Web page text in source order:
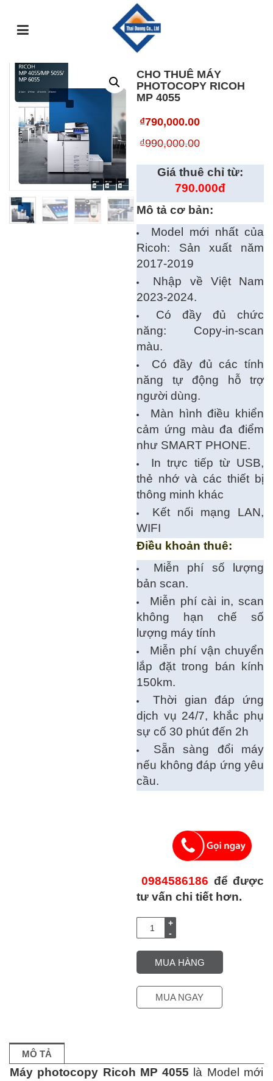
CHỦ
THIỆU
VỤ
KIỆN
TƯ
PHẨM
CHO THUÊ MÁY
PHOTOCOPY RICOH
MP 4055
₫790,000.00
₫990,000.00
Giá thuê chỉ từ:
790.000đ
Mô tả cơ bản:
Model mới nhất của
Ricoh: Sản xuất năm
2017-2019
Nhập về Việt Nam
2023-2024.
Có đầy đủ chức
năng: Copy-in-scan
màu.
Có đầy đủ các tính
năng tự động hỗ trợ
người dùng.
Màn hình điều khiển
cảm ứng màu đa điểm
như SMART PHONE.
In trực tiếp từ USB,
thẻ nhớ và các thiết bị
thông minh khác
Kết nối mạng LAN,
WIFI
Điều khoản thuê:
Miễn phí số lượng
bản scan.
Miễn phí cài in, scan
không hạn chế số
lượng máy tính
Miễn phí vận chuyển
lắp đặt trong bán kính
150km.
Thời gian đáp ứng
dịch vụ 24/7, khắc phụ
sự cố 30 phút đến 2h
Sẵn sàng đổi máy
nếu không đáp ứng yêu
cầu.
0984586186 để được
tư vấn chi tiết hơn.
Cho
thuê
photocopy
Ricoh
MP
số
MUA HÀNG
MUA NGAY
MÔ TẢ
Máy photocopy Ricoh MP 4055 là Model mới